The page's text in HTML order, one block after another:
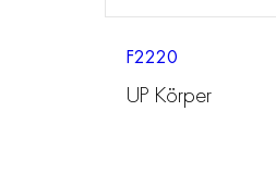
F2220
UP Körper